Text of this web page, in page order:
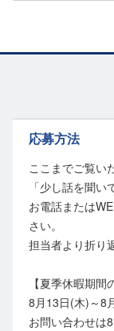
未経験からチャレ
土木施工管理技士
「施工管理に挑戦
費用会社負担の資
心にゆとりを持て
社員の安全を最優
週休2日・残業少な
完成後の達成感は
貸してください。
応募方法
ここまでご覧い
「少し話を聞い
お電話または
さい。
担当者より折り
【夏季休暇期間
8月13日(木)～8
お問い合わせは